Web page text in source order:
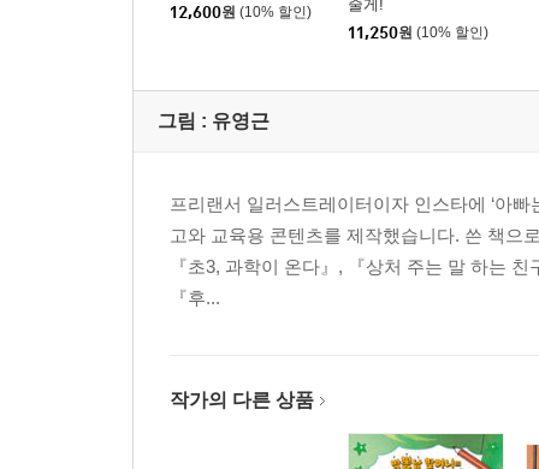
12,600원 (10% 할인) 줄게!
11,250원 (10% 할인)
그림 : 유영근
프리랜서 일러스트레이터이자 인스타에 ‘아
고와 교육용 콘텐츠를 제작했습니다. 쓴 책으
『초3, 과학이 온다』, 『상처 주는 말 하는
『후...
작가의 다른 상품